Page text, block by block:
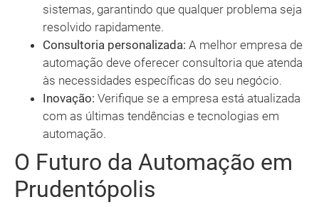
sistemas, garantindo que qualquer problema seja
resolvido rapidamente.
Consultoria personalizada: A melhor empresa de
automação deve oferecer consultoria que atenda
às necessidades específicas do seu negócio.
Inovação: Verifique se a empresa está atualizada
com as últimas tendências e tecnologias em
automação.
O Futuro da Automação em
Prudentópolis